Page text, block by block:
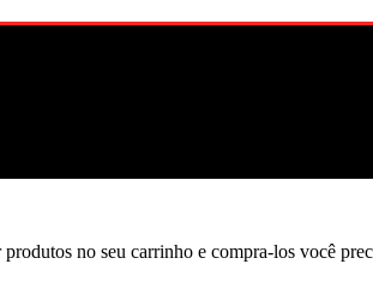
no seu carrinho e compra-los você